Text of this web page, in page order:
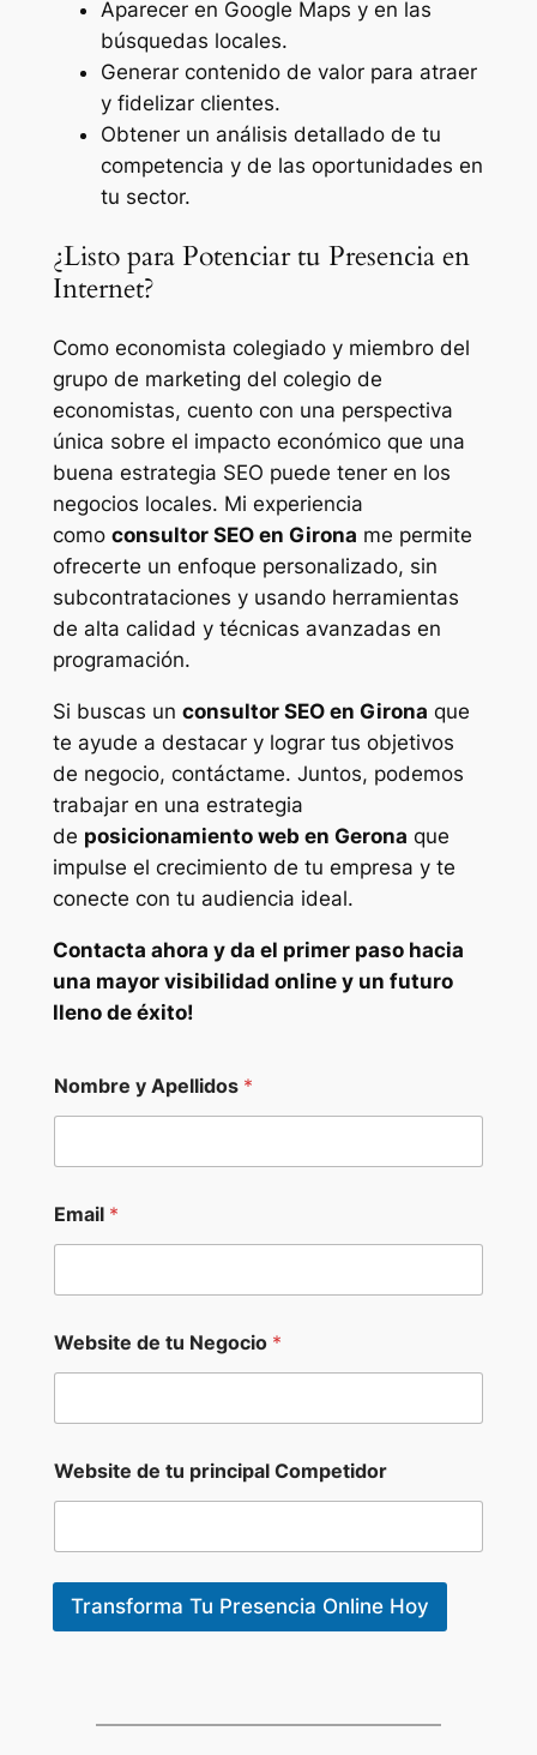
Aparecer en Google Maps y en las
búsquedas locales.
Generar contenido de valor para atraer
y fidelizar clientes.
Obtener un análisis detallado de tu
competencia y de las oportunidades en
tu sector.
¿Listo para Potenciar tu Presencia en
Internet?
Como economista colegiado y miembro del
grupo de marketing del colegio de
economistas, cuento con una perspectiva
única sobre el impacto económico que una
buena estrategia SEO puede tener en los
negocios locales. Mi experiencia
como consultor SEO en Girona me permite
ofrecerte un enfoque personalizado, sin
subcontrataciones y usando herramientas
de alta calidad y técnicas avanzadas en
programación.
Si buscas un consultor SEO en Girona que
te ayude a destacar y lograr tus objetivos
de negocio, contáctame. Juntos, podemos
trabajar en una estrategia
de posicionamiento web en Gerona que
impulse el crecimiento de tu empresa y te
conecte con tu audiencia ideal.
Contacta ahora y da el primer paso hacia
una mayor visibilidad online y un futuro
lleno de éxito!
Nombre y Apellidos *
*
C
e
t
i
o
Email *
Website de tu Negocio *
Website de tu principal Competidor
Transforma Tu Presencia Online Hoy